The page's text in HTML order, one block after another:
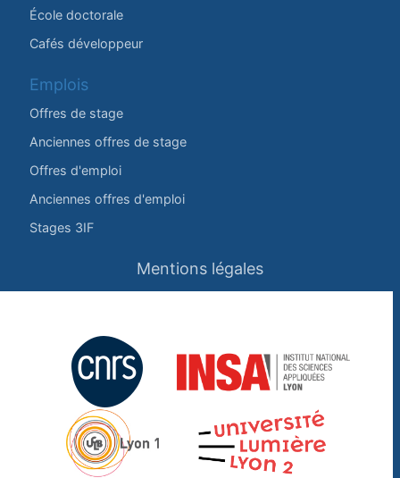
École doctorale
Cafés développeur
Emplois
Offres de stage
Anciennes offres de stage
Offres d'emploi
Anciennes offres d'emploi
Stages 3IF
Mentions légales